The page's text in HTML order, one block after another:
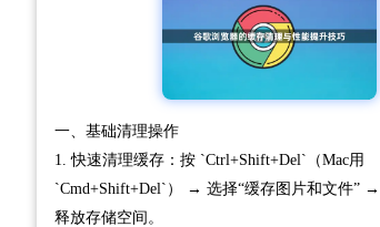
一、基础清理操作
1. 快速清理缓存：按 `Ctrl+Shift+Del`（Mac用
`Cmd+Shift+Del`） → 选择“缓存图片和文件”
释放存储空间。